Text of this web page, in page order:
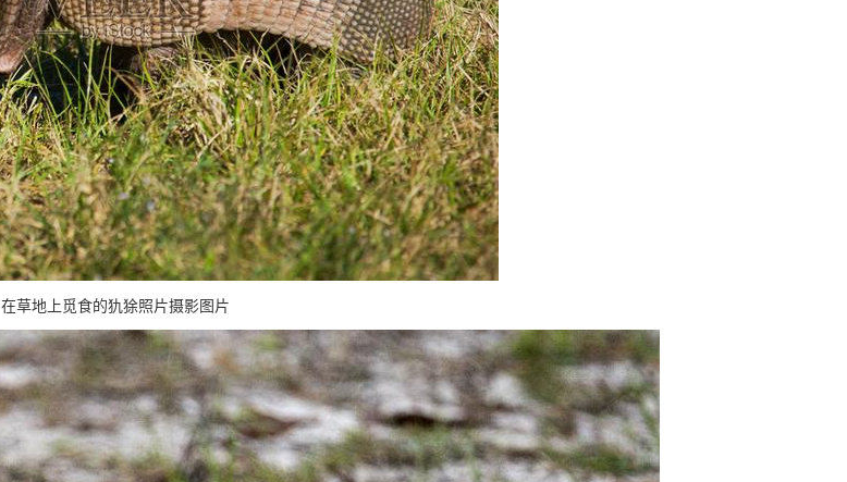
在草地上觅食的犰狳照片摄影图片